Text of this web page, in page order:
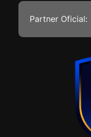
Partner Oficial: